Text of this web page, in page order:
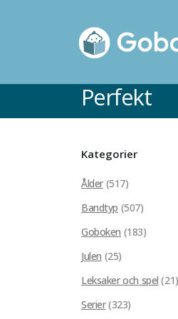
Perfekt
Kategorier
Ålder (517)
Bandtyp (507)
Goboken (183)
Julen (25)
Leksaker och spel (21)
Serier(323)